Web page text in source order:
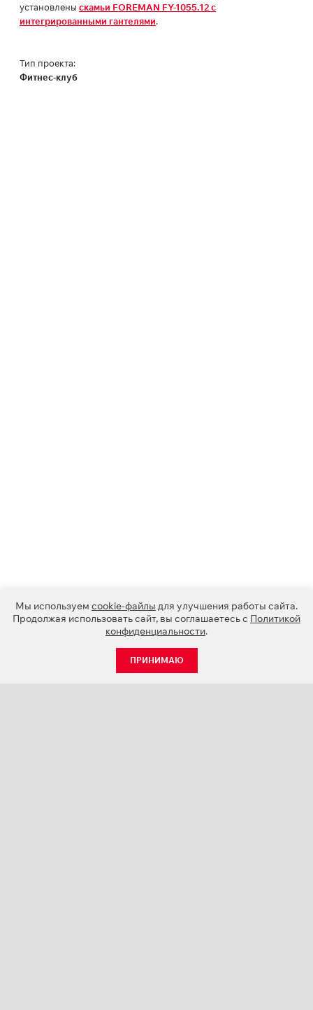
установлены скамьи FOREMAN FY-1055.12 с
интегрированными гантелями.
Тип проекта:
Фитнес-клуб
Мы используем cookie-файлы для улучшения работы сайта.
Продолжая использовать сайт, вы соглашаетесь с Политикой
конфиденциальности.
ПРИНИМАЮ